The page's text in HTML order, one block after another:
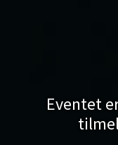
Eventet